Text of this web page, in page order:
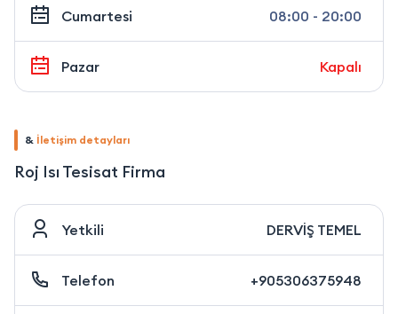
Cumartesi 08:00 - 20:00
Pazar Kapalı
& İletişim detayları
Roj Isı Tesisat Firma
Yetkili DERVİŞ TEMEL
Telefon +905306375948